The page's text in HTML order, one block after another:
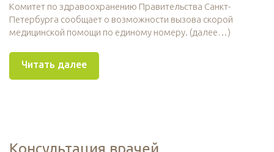
Комитет по здравоохранению Правительства Санкт-
Петербурга сообщает о возможности вызова скорой
медицинской помощи по единому номеру. (далее…)
Читать далее